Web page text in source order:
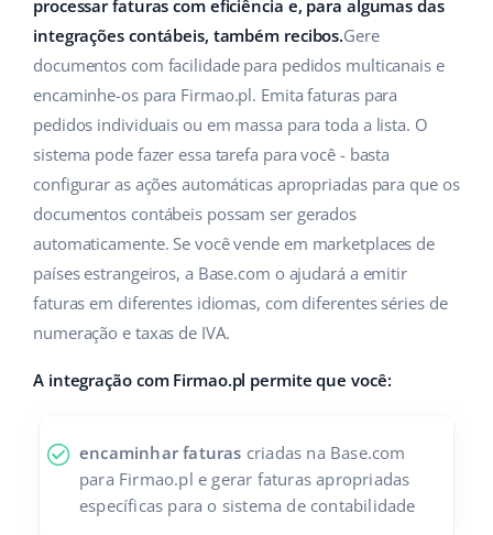
Gestão de Envios
Automação do fluxo de trabalho
Base Connect
IA para ecommerce
Base Analytics
Casa e jardim
Produtos infantis
Eletrônicos
Peças automotivas
Supermercado
Saúde e beleza
Moda
Ajuda
Academy
Serviços
Auditoria de contas
Outros
Casos de Sucesso
Colaboração e parcerias
Parceiros Base
english (GB)
english (IN)
deutsch
Ελληνικά
español (AR)
español (MX)
Italiano
processar faturas com eficiência e, para algumas das
integrações contábeis, também recibos.Gere
documentos com facilidade para pedidos multicanais e
encaminhe-os para Firmao.pl. Emita faturas para
pedidos individuais ou em massa para toda a lista. O
sistema pode fazer essa tarefa para você - basta
configurar as ações automáticas apropriadas para que os
documentos contábeis possam ser gerados
automaticamente. Se você vende em marketplaces de
países estrangeiros, a Base.com o ajudará a emitir
faturas em diferentes idiomas, com diferentes séries de
numeração e taxas de IVA.
A integração com Firmao.pl permite que você:
encaminhar faturas criadas na Base.com
para Firmao.pl e gerar faturas apropriadas
específicas para o sistema de contabilidade